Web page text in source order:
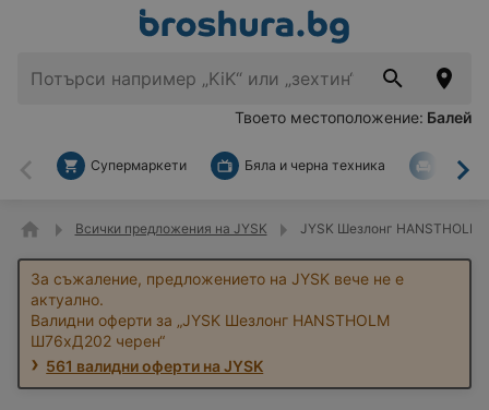
Твоето местоположение: Балей
Назад
Супермаркети Бяла и черна техника За
Всички предложения на JYSK JYSK Шезлонг
За съжаление, предложението на JYSK вече не е
актуално.
Валидни оферти за „JYSK Шезлонг HANSTHOLM
Ш76xД202 черен“
561 валидни оферти на JYSK